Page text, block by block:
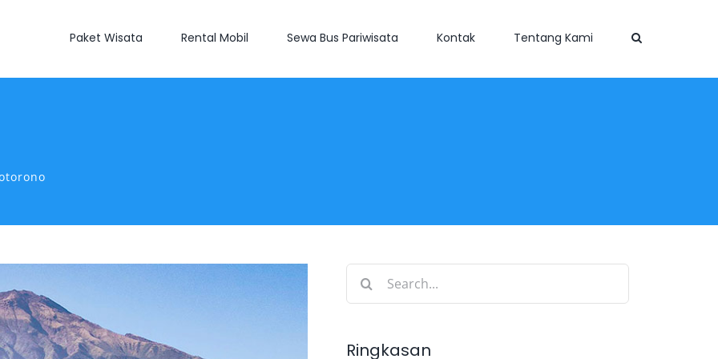
Paket Wisata Rental Mobil Sewa Bus Pariwisata Kontak Tentang Kami
Search
Ringkasan